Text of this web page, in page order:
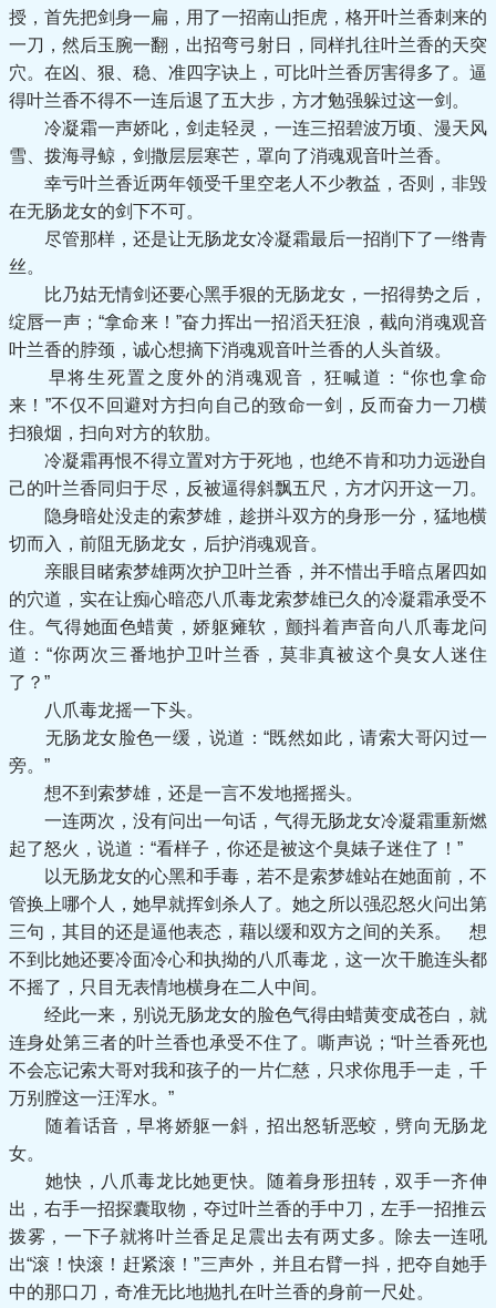
授，首先把剑身一扁，用了一招南山拒虎，格开叶兰香刺来的
一刀，然后玉腕一翻，出招弯弓射日，同样扎往叶兰香的天突
穴。在凶、狠、稳、准四字诀上，可比叶兰香厉害得多了。逼
得叶兰香不得不一连后退了五大步，方才勉强躲过这一剑。
冷凝霜一声娇叱，剑走轻灵，一连三招碧波万顷、漫天风
雪、拨海寻鲸，剑撒层层寒芒，罩向了消魂观音叶兰香。
幸亏叶兰香近两年领受千里空老人不少教益，否则，非毁
在无肠龙女的剑下不可。
尽管那样，还是让无肠龙女冷凝霜最后一招削下了一绺青
丝。
比乃姑无情剑还要心黑手狠的无肠龙女，一招得势之后，
绽唇一声；“拿命来！”奋力挥出一招滔天狂浪，截向消魂观音
叶兰香的脖颈，诚心想摘下消魂观音叶兰香的人头首级。
早将生死置之度外的消魂观音，狂喊道：“你也拿命
来！”不仅不回避对方扫向自己的致命一剑，反而奋力一刀横
扫狼烟，扫向对方的软肋。
冷凝霜再恨不得立置对方于死地，也绝不肯和功力远逊自
己的叶兰香同归于尽，反被逼得斜飘五尺，方才闪开这一刀。
隐身暗处没走的索梦雄，趁拼斗双方的身形一分，猛地横
切而入，前阻无肠龙女，后护消魂观音。
亲眼目睹索梦雄两次护卫叶兰香，并不惜出手暗点屠四如
的穴道，实在让痴心暗恋八爪毒龙索梦雄已久的冷凝霜承受不
住。气得她面色蜡黄，娇躯瘫软，颤抖着声音向八爪毒龙问
道：“你两次三番地护卫叶兰香，莫非真被这个臭女人迷住
了？”
八爪毒龙摇一下头。
无肠龙女脸色一缓，说道：“既然如此，请索大哥闪过一
旁。”
想不到索梦雄，还是一言不发地摇摇头。
一连两次，没有问出一句话，气得无肠龙女冷凝霜重新燃
起了怒火，说道：“看样子，你还是被这个臭婊子迷住了！”
以无肠龙女的心黑和手毒，若不是索梦雄站在她面前，不
管换上哪个人，她早就挥剑杀人了。她之所以强忍怒火问出第
三句，其目的还是逼他表态，藉以缓和双方之间的关系。 想
不到比她还要冷面冷心和执拗的八爪毒龙，这一次干脆连头都
不摇了，只目无表情地横身在二人中间。
经此一来，别说无肠龙女的脸色气得由蜡黄变成苍白，就
连身处第三者的叶兰香也承受不住了。嘶声说；“叶兰香死也
不会忘记索大哥对我和孩子的一片仁慈，只求你甩手一走，千
万别膛这一汪浑水。”
随着话音，早将娇躯一斜，招出怒斩恶蛟，劈向无肠龙
女。
她快，八爪毒龙比她更快。随着身形扭转，双手一齐伸
出，右手一招探囊取物，夺过叶兰香的手中刀，左手一招推云
拨雾，一下子就将叶兰香足足震出去有两丈多。除去一连吼
出“滚！快滚！赶紧滚！”三声外，并且右臂一抖，把夺自她手
中的那口刀，奇准无比地抛扎在叶兰香的身前一尺处。